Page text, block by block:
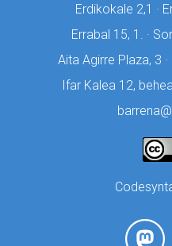
Erdikokale 2,1 ·
Errabal 15, 1. ·
Aita Agirre Plaza, 3
Ifar Kalea 12,